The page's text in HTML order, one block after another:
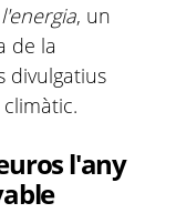
, un
de la
divulgatius
l'any